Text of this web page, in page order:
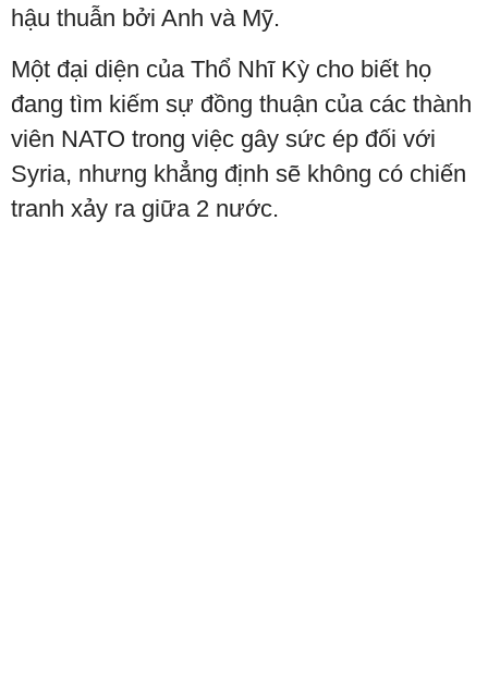
hậu thuẫn bởi Anh và Mỹ.
Một đại diện của Thổ Nhĩ Kỳ cho biết họ
đang tìm kiếm sự đồng thuận của các thành
viên NATO trong việc gây sức ép đối với
Syria, nhưng khẳng định sẽ không có chiến
tranh xảy ra giữa 2 nước.